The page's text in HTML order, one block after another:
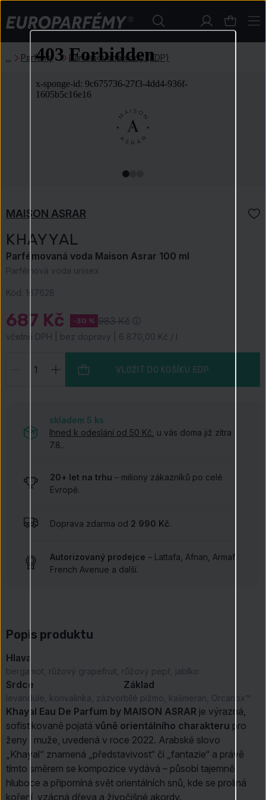
Parfémy Parfémované vody (EDP)
MAISON ASRAR
KHAYYAL
Parfémovaná voda Maison Asrar 100 ml
Parfémová voda unisex
Kód: 167628
-30 %
687 Kč 983 Kč
včetně DPH | bez dopravy | 6 870,00 Kč / l
VLOŽIT DO KOŠÍKU EDP
skladem 5 ks
Ihned k odeslání od 50 Kč , u vás doma již zítra
7.8..
20+ let na trhu – miliony zákazníků po celé
Evropě.
Doprava zdarma od 2 990 Kč.
Autorizovaný prodejce – Lattafa, Afnan, Armaf,
French Avenue a další.
Popis produktu
Hlava
bergamot, růžový grapefruit, růžový pepř, jablko
Srdce
levandule, konvalinka, zázvor
Základ
bílé pižmo, kašmeran, Orcanox™
Khayal Eau De Parfum by MAISON ASRAR je výrazná,
sofistikovaně pojatá vůně orientálního charakteru pro
ženy i muže, uvedená v roce 2022. Arabské slovo
„Khayal“ znamená „představivost“ či „fantazie“ a právě
tímto směrem se kompozice vydává – působí tajemně,
hluboce a připomíná svět orientálních snů, kde se prolíná
koření, vzácná dřeva a živočišné akordy.